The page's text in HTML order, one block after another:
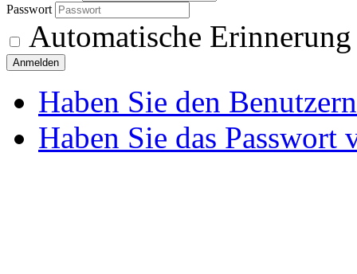
Passwort
Automatische Erinnerung
Anmelden
Haben Sie den
Haben Sie das Passwort